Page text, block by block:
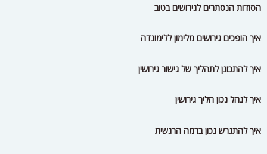
הסודות הנסתרים לגירושים בטוב
איך הופכים גירושים מלימון ללימונדה
איך להתכונן לתהליך של גישור גירושין
איך לנהל נכון הליך גירושין
איך להתגרש נכון ברמה הרגשית